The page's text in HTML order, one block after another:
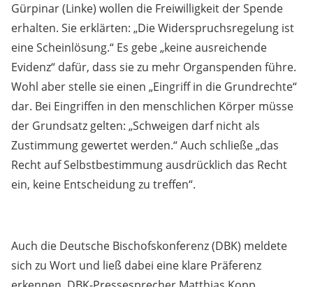
Gürpinar (Linke) wollen die Freiwilligkeit der Spende
erhalten. Sie erklärten: „Die Widerspruchsregelung ist
eine Scheinlösung.“ Es gebe „keine ausreichende
Evidenz“ dafür, dass sie zu mehr Organspenden führe.
Wohl aber stelle sie einen „Eingriff in die Grundrechte“
dar. Bei Eingriffen in den menschlichen Körper müsse
der Grundsatz gelten: „Schweigen darf nicht als
Zustimmung gewertet werden.“ Auch schließe „das
Recht auf Selbstbestimmung ausdrücklich das Recht
ein, keine Entscheidung zu treffen“.
Auch die Deutsche Bischofskonferenz (DBK) meldete
sich zu Wort und ließ dabei eine klare Präferenz